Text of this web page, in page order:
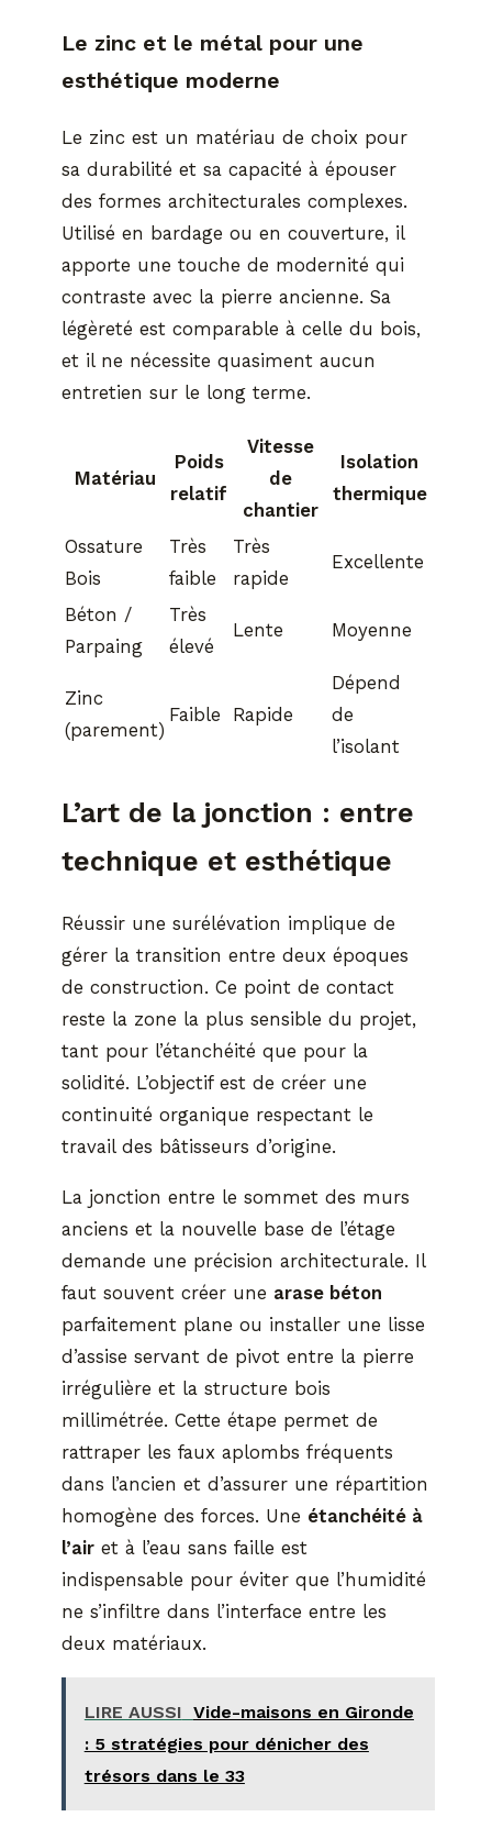
Le zinc et le métal pour une
esthétique moderne
Le zinc est un matériau de choix pour
sa durabilité et sa capacité à épouser
des formes architecturales complexes.
Utilisé en bardage ou en couverture, il
apporte une touche de modernité qui
contraste avec la pierre ancienne. Sa
légèreté est comparable à celle du bois,
et il ne nécessite quasiment aucun
entretien sur le long terme.
Matériau
Poids
relatif
Vitesse
de
chantier
Isolation
thermique
Ossature
Bois
Très
faible
Très
rapide
Excellente
Béton /
Parpaing
Très
élevé
Lente Moyenne
Zinc
(parement)
Faible Rapide
Dépend
de
l’isolant
L’art de la jonction : entre
technique et esthétique
Réussir une surélévation implique de
gérer la transition entre deux époques
de construction. Ce point de contact
reste la zone la plus sensible du projet,
tant pour l’étanchéité que pour la
solidité. L’objectif est de créer une
continuité organique respectant le
travail des bâtisseurs d’origine.
La jonction entre le sommet des murs
anciens et la nouvelle base de l’étage
demande une précision architecturale. Il
faut souvent créer une arase béton
parfaitement plane ou installer une lisse
d’assise servant de pivot entre la pierre
irrégulière et la structure bois
millimétrée. Cette étape permet de
rattraper les faux aplombs fréquents
dans l’ancien et d’assurer une répartition
homogène des forces. Une étanchéité à
l’air et à l’eau sans faille est
indispensable pour éviter que l’humidité
ne s’infiltre dans l’interface entre les
deux matériaux.
LIRE AUSSI Vide-maisons en Gironde
: 5 stratégies pour dénicher des
trésors dans le 33